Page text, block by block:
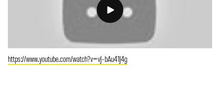
https://www.youtube.com/watch?v=vJ-bAu41J4g